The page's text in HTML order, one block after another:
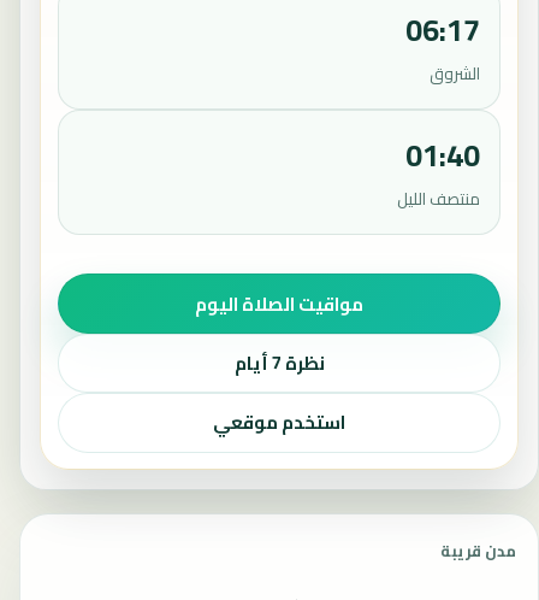
06:17
الشروق
01:40
منتصف الليل
مواقيت الصلاة اليوم
نظرة 7 أيام
استخدم موقعي
مدن قريبة